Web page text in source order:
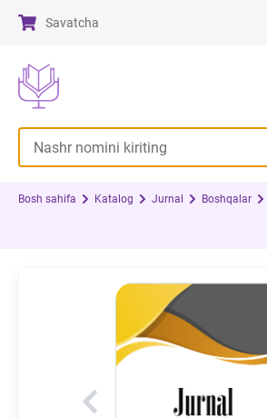
Savatcha
Bosh sahifa Katalog Jurnal Boshqalar